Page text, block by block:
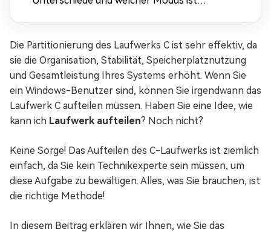
Die Partitionierung des Laufwerks C ist sehr effektiv, da
sie die Organisation, Stabilität, Speicherplatznutzung
und Gesamtleistung Ihres Systems erhöht. Wenn Sie
ein Windows-Benutzer sind, können Sie irgendwann das
Laufwerk C aufteilen müssen. Haben Sie eine Idee, wie
kann ich Laufwerk aufteilen? Noch nicht?
Keine Sorge! Das Aufteilen des C-Laufwerks ist ziemlich
einfach, da Sie kein Technikexperte sein müssen, um
diese Aufgabe zu bewältigen. Alles, was Sie brauchen, ist
die richtige Methode!
In diesem Beitrag erklären wir Ihnen, wie Sie das